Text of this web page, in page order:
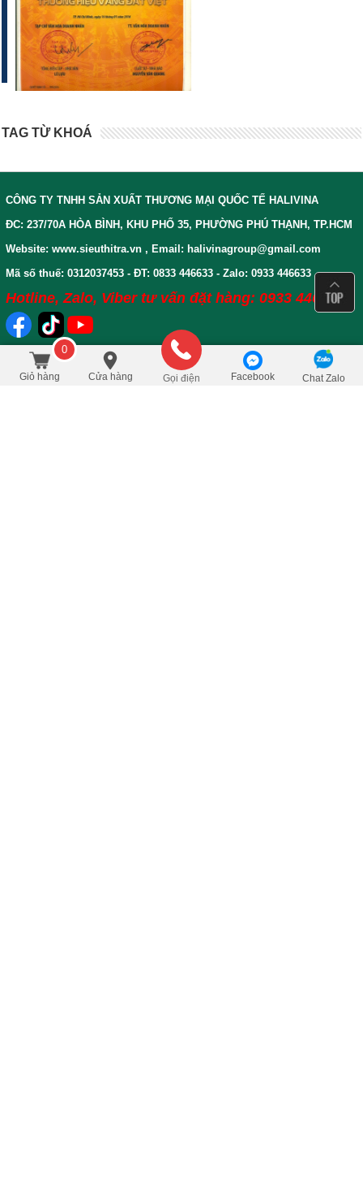
93.000 65.000đ Đặt mua
TAG TỪ KHOÁ
CÔNG TY TNHH SẢN XUẤT THƯƠNG MẠI QUỐC TẾ HALIVINA
ĐC: 237/70A HÒA BÌNH, KHU PHỐ 35, PHƯỜNG PHÚ THẠNH, TP.HCM
Website: www.sieuthitra.vn , Email: halivinagroup@gmail.com
Mã số thuế: 0312037453 - ĐT: 0833 446633 - Zalo: 0933 446633
Hotline, Zalo, Viber tư vấn đặt hàng: 0933 446633
CHÍNH SÁCH VÀ QUY ĐỊNH
BẢO HÀNH VÀ SỬA CHỮA
0
Giỏ hàng Cửa hàng Gọi điện Facebook Chat Zalo